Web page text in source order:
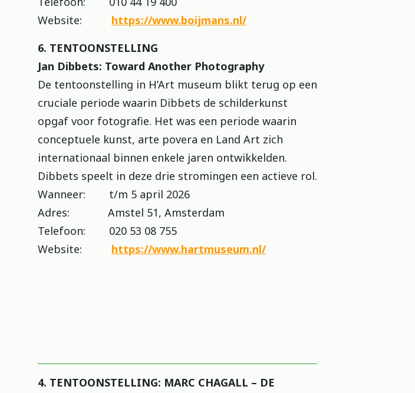
Website: https://www.boijmans.nl/
6. TENTOONSTELLING
Jan Dibbets: Toward Another Photography
De tentoonstelling in H’Art museum blikt terug op een
cruciale periode waarin Dibbets de schilderkunst
opgaf voor fotografie. Het was een periode waarin
conceptuele kunst, arte povera en Land Art zich
internationaal binnen enkele jaren ontwikkelden.
Dibbets speelt in deze drie stromingen een actieve rol.
Wanneer: t/m 5 april 2026
Adres: Amstel 51, Amsterdam
Telefoon: 020 53 08 755
Website: https://www.hartmuseum.nl/
4. TENTOONSTELLING: MARC CHAGALL – DE